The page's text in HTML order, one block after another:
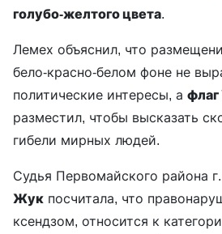
голубо-желтого цвета.
Лемех объяснил, что
бело-красно-белом фоне не
политические интересы, а
разместил, чтобы высказать
гибели мирных людей.
Судья Первомайского района
Жук посчитала, что
ксендзом, относится к